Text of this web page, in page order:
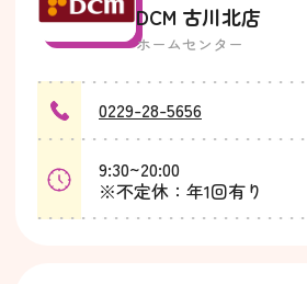
DCM 古川北店
ホームセンター
0229-28-5656
9:30~20:00
※不定休：年1回有り